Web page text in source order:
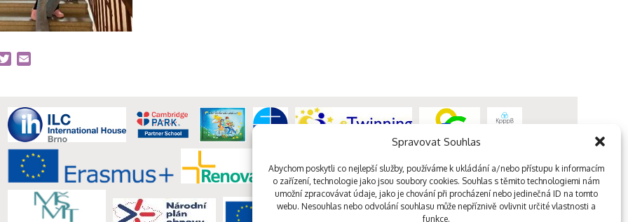
Spravovat Souhlas
Abychom poskytli co nejlepší služby, používáme k ukládání a/nebo přístupu k informacím
o zařízení, technologie jako jsou soubory cookies. Souhlas s těmito technologiemi nám
umožní zpracovávat údaje, jako je chování při procházení nebo jedinečná ID na tomto
webu. Nesouhlas nebo odvolání souhlasu může nepříznivě ovlivnit určité vlastnosti a
funkce.
Twitter